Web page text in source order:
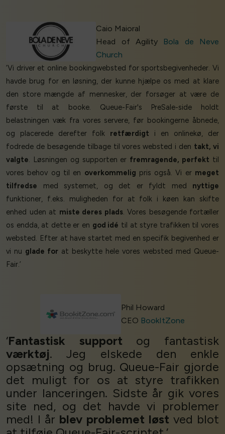
Caio Maioral
Head of Agility Bola de Neve
Church
‘Vi driver et online bookingwebsted for sportsbegivenheder. Vi
havde brug for en løsning, der kunne hjælpe os med at klare
den store mængde af mennesker, der forsøger at være de
første til at booke. Queue-Fair's PreSale-side holdt
belastningen væk fra vores servere, før bookingerne åbnede,
og placerede derefter folk retfærdigt i en onlinekø, der
fodrede de besøgende tilbage til vores websted i den takt, vi
valgte. Løsningen og supporten er fremragende, perfekt til
vores behov og til en overkommelig pris også. Vi er meget
tilfredse med systemet, og det er fyldt med nyttige
funktioner, f.eks. muligheden for at folk i køen kan skifte
enhed uden at miste deres plads. Vores besøgende fortæller
os endda, at dette er en god idé til at styre trafikken til vores
websted. Efter at have startet med en specifik begivenhed er
vi nu glade for at beskytte hele vores websted med Queue-
Fair.’
Phil Howard
CEO BookItZone
‘Fantastisk support og fantastisk
værktøj. Jeg elskede den enkle
opsætning og brug. Queue-Fair gjorde
det muligt for os at styre trafikken
under lanceringen. Sidste år gik vores
site ned, og det havde vi problemer
med! I år blev problemet løst ved blot